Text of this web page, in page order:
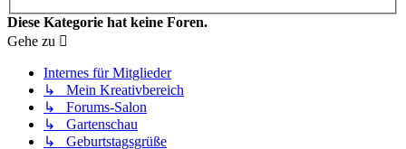
Diese Kategorie hat keine Foren.
Gehe zu
Internes für Mitglieder
↳ Mein Kreativbereich
↳ Forums-Salon
↳ Gartenschau
↳ Geburtstagsgrüße